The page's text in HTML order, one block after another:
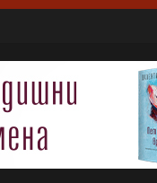
се случва в живота